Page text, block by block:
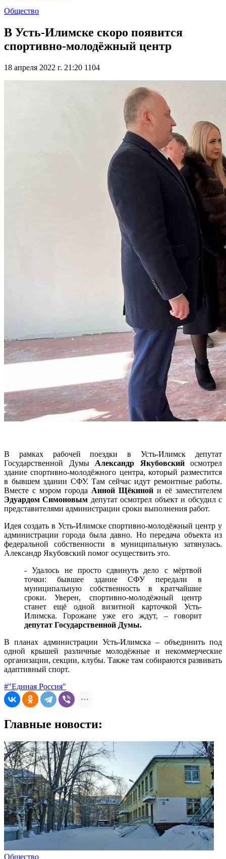
Общество
В Усть-Илимске скоро появится
спортивно-молодёжный центр
18 апреля 2022 г. 21:20 1104
В рамках рабочей поездки в Усть-Илимск депутат
Государственной Думы Александр Якубовскийосмотрел
здание спортивно-молодёжного центра, который разместится
в бывшем здании СФУ. Там сейчас идут ремонтные работы.
Вместе с мэром города Анной Щёкиной и её заместителем
Эдуардом Симоновым депутат осмотрел объект и обсудил с
представителями администрации сроки выполнения работ.
Идея создать в Усть-Илимске спортивно-молодёжный центр у
администрации города была давно. Но передача объекта из
федеральной собственности в муниципальную затянулась.
Александр Якубовский помог осуществить это.
- Удалось не просто сдвинуть дело с мёртвой
точки: бывшее здание СФУ передали в
муниципальную собственность в кратчайшие
сроки. Уверен, спортивно-молодёжный центр
станет ещё одной визитной карточкой Усть-
Илимска. Горожане уже его ждут, – говорит
депутат Государственной Думы.
В планах администрации Усть-Илимска – объединить под
одной крышей различные молодёжные и некоммерческие
организации, секции, клубы. Также там собираются развивать
адаптивный спорт.
#"Единая Россия"
Главные новости:
Общество